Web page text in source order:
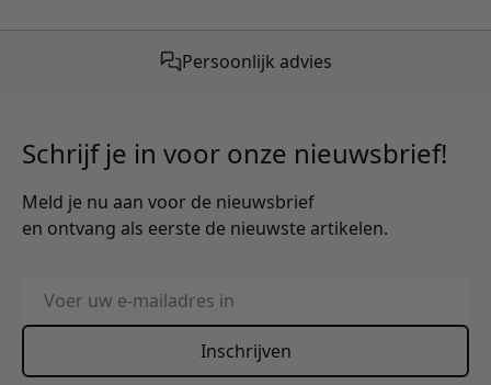
Persoonlijk advies
Gratis verzending vanaf €50,-
Schrijf je in voor onze nieuwsbrief!
Meld je nu aan voor de nieuwsbrief
en ontvang als eerste de nieuwste artikelen.
E-mailadres
Inschrijven